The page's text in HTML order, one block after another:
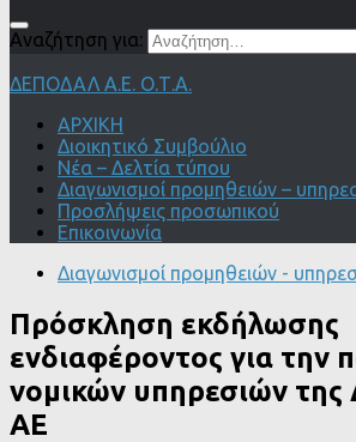
Αναζήτηση για:
ΔΕΠΟΔΑΛ Α.Ε. Ο.Τ.Α.
ΑΡΧΙΚΗ
Διοικητικό Συμβούλιο
Νέα – Δελτία τύπου
Διαγωνισμοί προμηθειών –
Προσλήψεις προσωπικού
Επικοινωνία
Διαγωνισμοί προμηθειών -
Πρόσκληση εκδήλωσης
ενδιαφέροντος για την
νομικών υπηρεσιών
ΑΕ